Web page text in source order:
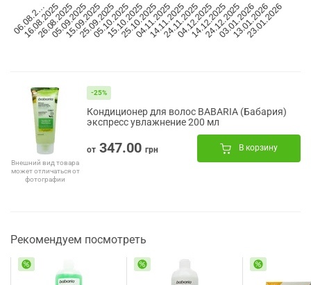
06.08.2…
16.08.2025
26.08.2025
05.09.2025
15.09.2025
25.09.2025
05.10.2025
15.10.2025
25.10.2025
04.11.2025
14.11.2025
24.11.2025
04.12.2025
14.12.2025
24.12.2025
03.01.2026
13.01.2026
23.01.2026
Внешний вид товара
может отличаться от
фотографии
-25%
Кондиционер для волос BABARIA (Бабария)
экспресс увлажнение 200 мл
от 347.00 грн В корзину
Рекомендуем посмотреть